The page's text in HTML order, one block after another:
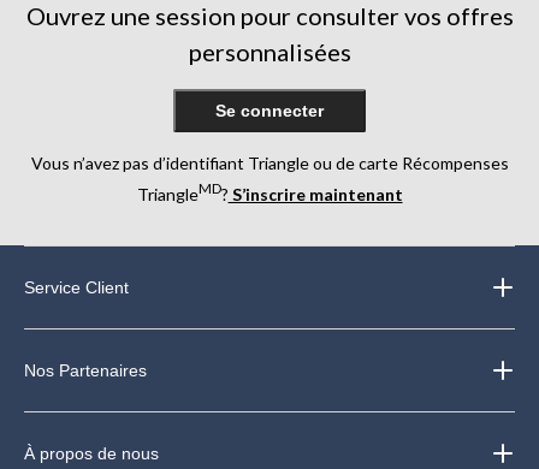
Ouvrez une session pour consulter vos offres
personnalisées
Se connecter
Vous n’avez pas d’identifiant Triangle ou de carte Récompenses
TriangleMD? S’inscrire maintenant
Service Client
Nos Partenaires
À propos de nous